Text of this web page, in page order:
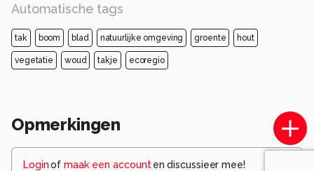
Automatische tags
tak boom blad natuurlijke omgeving groente hout
vegetatie woud takje ecoregio
Opmerkingen
Loginof maak een account en discussieer mee!